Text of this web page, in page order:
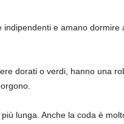
e amano dormire
dorati o verdi, hanno una
lunga. Anche la coda è